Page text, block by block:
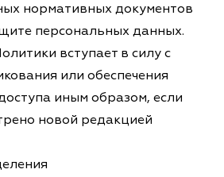
нормативных документов
персональных данных.
вступает в силу с
или обеспечения
иным образом, если
новой редакцией